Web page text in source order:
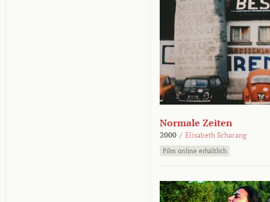
Normale Zeiten
2000 / Elisabeth Scharang
Film online erhältlich